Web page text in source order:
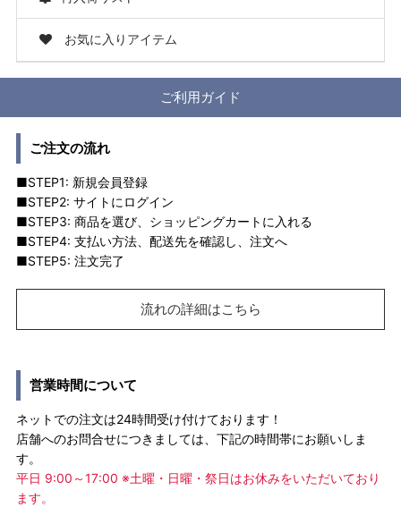
お気に入りアイテム
ご利用ガイド
ご注文の流れ
■STEP1: 新規会員登録
■STEP2: サイトにログイン
■STEP3: 商品を選び、ショッピングカートに入れる
■STEP4: 支払い方法、配送先を確認し、注文へ
■STEP5: 注文完了
流れの詳細はこちら
営業時間について
ネットでの注文は24時間受け付けております！
店舗へのお問合せにつきましては、下記の時間帯にお願いしま
す。
平日 9:00～17:00 ※土曜・日曜・祭日はお休みをいただいており
ます。